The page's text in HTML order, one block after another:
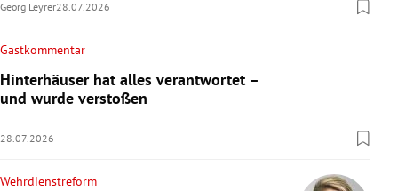
Georg Leyrer28.07.2026
Gastkommentar
Hinterhäuser hat alles verantwortet –
und wurde verstoßen
28.07.2026
Wehrdienstreform